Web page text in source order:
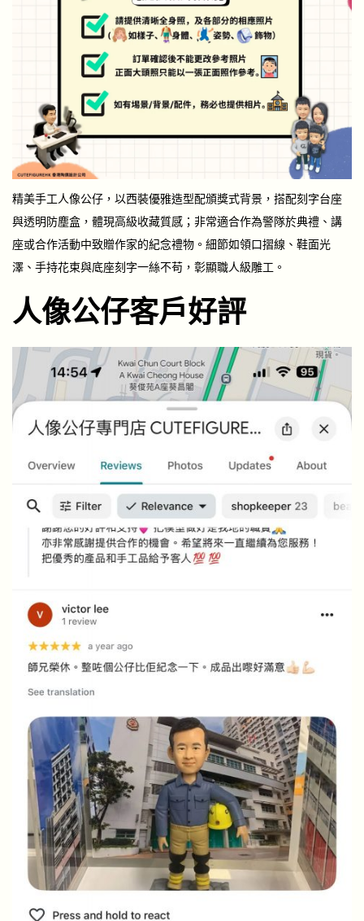
精美手工人像公仔，以西裝優雅造型配頒獎式背景，搭配刻字台座
與透明防塵盒，體現高級收藏質感；非常適合作為警隊於典禮、講
座或合作活動中致贈作家的紀念禮物。細節如領口摺線、鞋面光
澤、手持花束與底座刻字一絲不苟，彰顯職人級雕工。
人像公仔客戶好評